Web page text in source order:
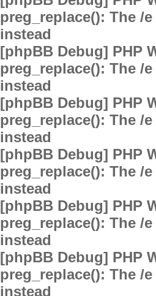
preg_replace(): The /
instead
[phpBB Debug] PHP
preg_replace(): The /
instead
[phpBB Debug] PHP
preg_replace(): The /
instead
[phpBB Debug] PHP
preg_replace(): The /
instead
[phpBB Debug] PHP
preg_replace(): The /
instead
[phpBB Debug] PHP
preg_replace(): The /
instead